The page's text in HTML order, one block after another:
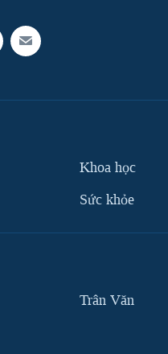
Khoa học
Sức khỏe
Trân Văn